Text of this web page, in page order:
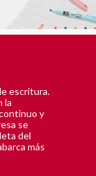
escritura.
la
y
se
del
más